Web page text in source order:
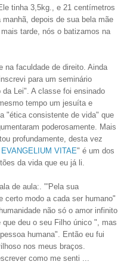
tinha 3,5kg., e 21 centímetros
depois de sua bela mãe
tarde, nós o batizamos na
na faculdade de direito. Ainda
para um seminário
Lei". A classe foi ensinado
tempo um jesuíta e
"ética consistente de vida" que
poderosamente. Mais
profundamente, desta vez
EVANGELIUM VITAE" é um dos
da vida que eu já li.
de aula:. "'Pela sua
certo modo a cada ser humano"
não só o amor infinito
deu o seu Filho único ", mas
humana". Então eu fui
nos meus braços.
como me senti ...